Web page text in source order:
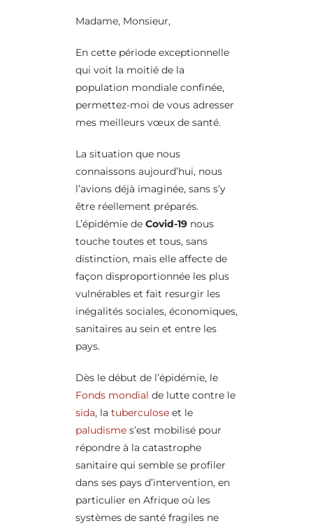
Madame, Monsieur,
En cette période exceptionnelle
qui voit la moitié de la
population mondiale confinée,
permettez-moi de vous adresser
mes meilleurs vœux de santé.
La situation que nous
connaissons aujourd’hui, nous
l’avions déjà imaginée, sans s’y
être réellement préparés.
L’épidémie de Covid-19nous
touche toutes et tous, sans
distinction, mais elle affecte de
façon disproportionnée les plus
vulnérables et fait resurgir les
inégalités sociales, économiques,
sanitaires au sein et entre les
pays.
Dès le début de l’épidémie, le
Fonds mondial de lutte contre le
sida, la tuberculose et le
paludismes’est mobilisé pour
répondre à la catastrophe
sanitaire qui semble se profiler
dans ses pays d’intervention, en
particulier en Afrique où les
systèmes de santé fragiles ne